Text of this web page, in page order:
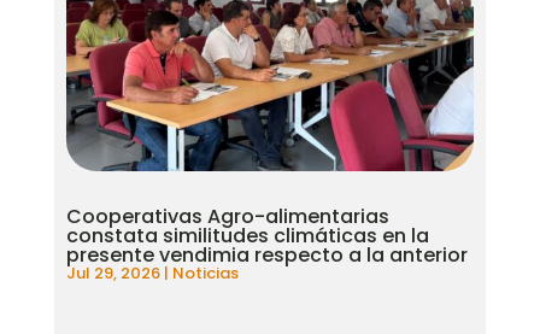
Cooperativas Agro-alimentarias
constata similitudes climáticas en la
presente vendimia respecto a la anterior
Jul 29, 2026| Noticias